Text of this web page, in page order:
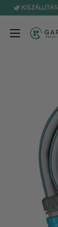
Tovább
🌿
Gardino